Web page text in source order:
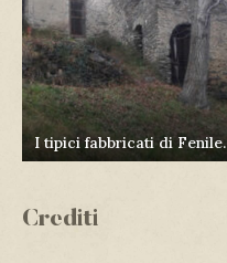
I tipici fabbricati di Fenile.
Crediti